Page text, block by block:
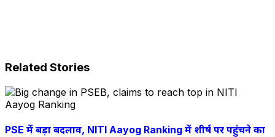
Related Stories
PSE में बड़ा बदलाव, NITI Aayog Ranking में शीर्ष पर पहुंचने का